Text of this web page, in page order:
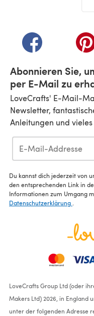
(öffnet sich in
Abonnieren Sie,
per E-Mail zu
LoveCrafts' E-Mail-
Newsletter,
Anleitungen und vieles
Du kannst dich jederzeit von
den entsprechenden Link in
Informationen zum Umgang
Datenschutzerklärung
LoveCrafts Group Ltd (oder
Makers Ltd) 2026, in England
unter der folgenden Adresse